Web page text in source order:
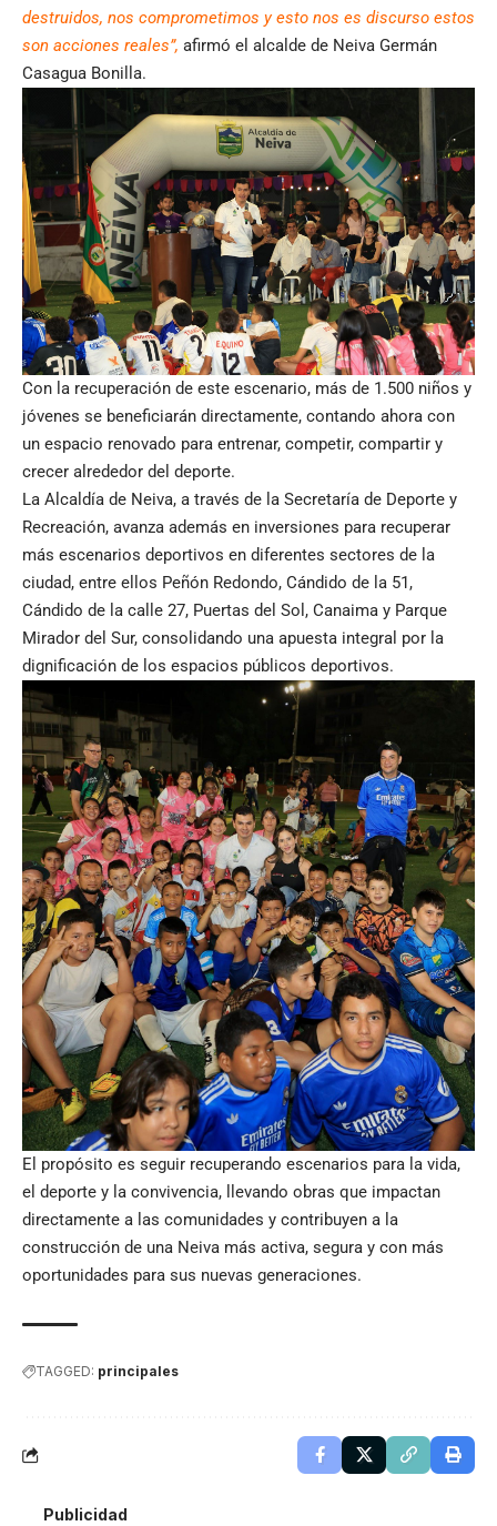
destruidos, nos comprometimos y esto nos es discurso estos
son acciones reales”, afirmó el alcalde de Neiva Germán
Casagua Bonilla.
Con la recuperación de este escenario, más de 1.500 niños y
jóvenes se beneficiarán directamente, contando ahora con
un espacio renovado para entrenar, competir, compartir y
crecer alrededor del deporte.
La Alcaldía de Neiva, a través de la Secretaría de Deporte y
Recreación, avanza además en inversiones para recuperar
más escenarios deportivos en diferentes sectores de la
ciudad, entre ellos Peñón Redondo, Cándido de la 51,
Cándido de la calle 27, Puertas del Sol, Canaima y Parque
Mirador del Sur, consolidando una apuesta integral por la
dignificación de los espacios públicos deportivos.
El propósito es seguir recuperando escenarios para la vida,
el deporte y la convivencia, llevando obras que impactan
directamente a las comunidades y contribuyen a la
construcción de una Neiva más activa, segura y con más
oportunidades para sus nuevas generaciones.
TAGGED: principales
Publicidad